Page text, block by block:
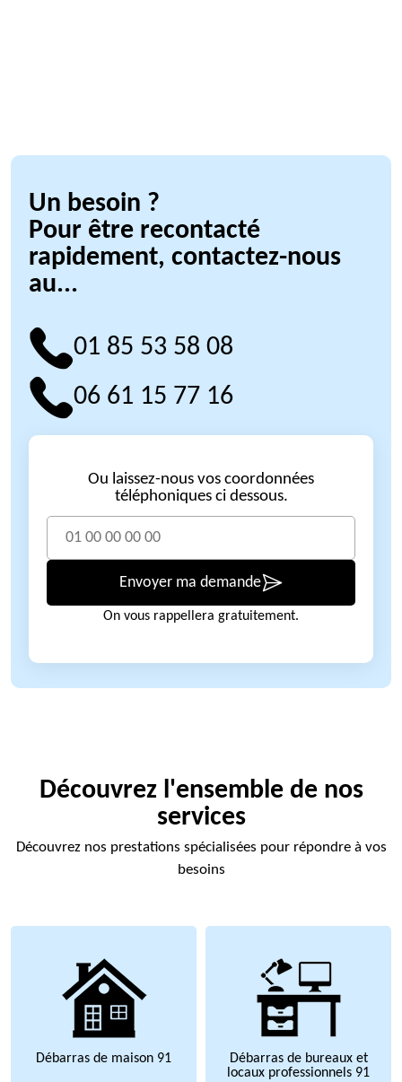
Un besoin ?
Pour être recontacté
rapidement, contactez-nous
au...
01 85 53 58 08
06 61 15 77 16
Ou laissez-nous vos coordonnées
téléphoniques ci dessous.
Envoyer ma demande
On vous rappellera gratuitement.
Découvrez l'ensemble de nos
services
Découvrez nos prestations spécialisées pour répondre à vos
besoins
Débarras de maison 91
Débarras de bureaux et
locaux professionnels 91